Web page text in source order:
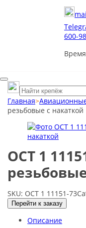
600-
Главная>
резьбовые с накаткой
ОСТ 1
SKU: ОСТ 1 11151-73
Перейти к заказу
Описание